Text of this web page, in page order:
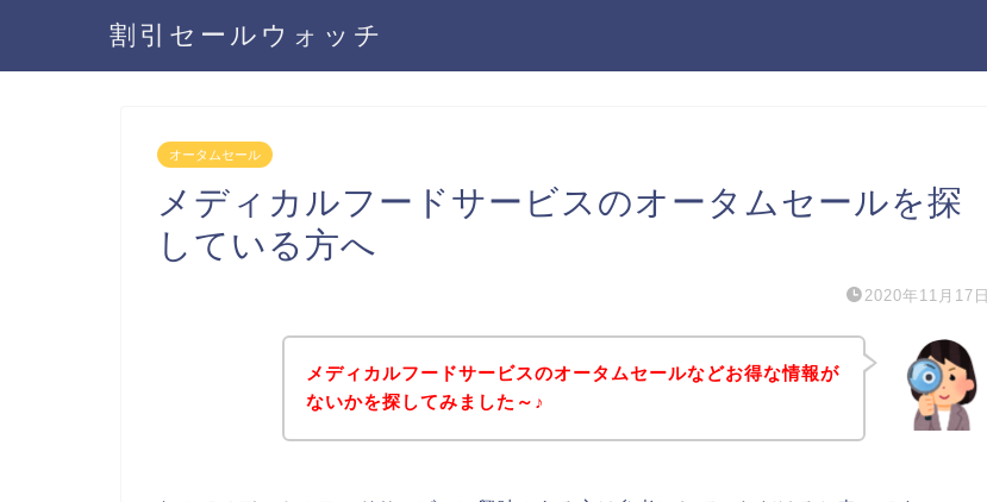
割引セールウォッチ
オータムセール
メディカルフードサービスのオータムセールを探
している方へ
2020年11月17日
メディカルフードサービスのオータムセールなどお得な情報が
ないかを探してみました～♪